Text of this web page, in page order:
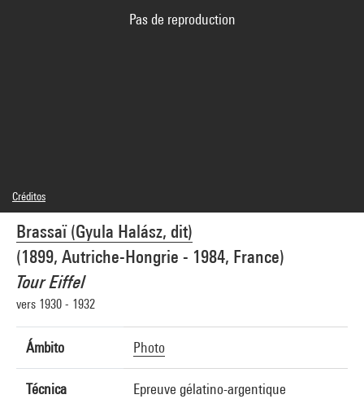
Brassaï (Gyula Halász, dit)
(1899, Autriche-Hongrie - 1984, France)
Tour Eiffel
vers 1930 - 1932
Ámbito Photo
Técnica Epreuve gélatino-argentique
Pas de reproduction
Créditos
© Estate Brassaï - GrandPalaisRmn
Créditos fotográficos : Centre Pompidou, MNAM-CCI/Philippe Migeat/Dist.
GrandPalaisRmn
Referencia de la imagen : 4N14646
Difusión de la imagen :